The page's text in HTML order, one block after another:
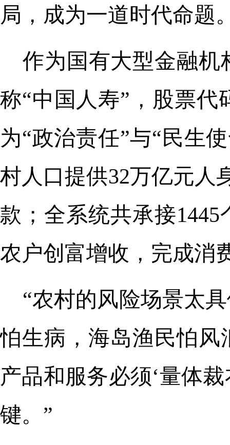
局，成为一道时代命题
作为国有大型金融机
称“中国人寿”，股票代
为“政治责任”与“民生
村人口提供32万亿元人
款；全系统共承接
农户创富增收，完成消
“农村的风险场景太
怕生病，海岛渔民怕风
产品和服务必须‘量体
键。”